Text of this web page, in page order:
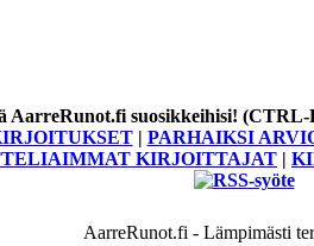
AarreRunot.fi suosikkeihisi!
| PARHAIKSI
KIRJOITTAJAT |
AarreRunot.fi - Lämpimästi